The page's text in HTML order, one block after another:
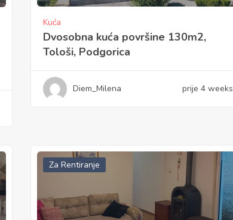
Kuća
Dvosobna kuća površine 130m2,
Tološi, Podgorica
Diem_Milena prije 4 weeks
Za Rentiranje